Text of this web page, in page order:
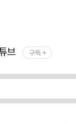
브 구독 +